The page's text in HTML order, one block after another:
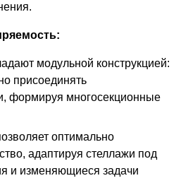
модульной конструкцией:
присоединять
формируя многосекционные
оптимально
адаптируя стеллажи под
и изменяющиеся задачи